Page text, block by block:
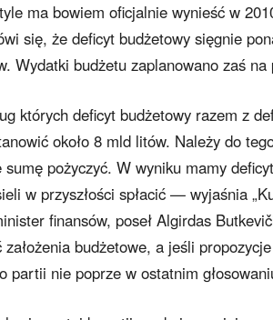
ma bowiem oficjalnie wynieść w
się, że deficyt budżetowy sięgnie
Wydatki budżetu zaplanowano zaś
których deficyt budżetowy razem z
około 8 mld litów. Należy do
sumę pożyczyć. W wyniku mamy
w przyszłości spłacić — wyjaśnia
finansów, poseł Algirdas
założenia budżetowe, a jeśli
partii nie poprze w ostatnim